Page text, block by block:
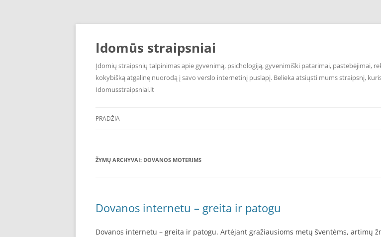
Pereiti
turinio
Idomūs straipsniai
Įdomių straipsnių talpinimas apie gyvenimą, psichologiją, gyvenimiški patarimai, pastebėjimai,
kokybišką atgalinę nuorodą į savo verslo internetinį puslapį. Belieka atsiųsti mums straipsnį,
Idomusstraipsniai.lt
PRADŽIA
ŽYMŲ ARCHYVAI: DOVANOS MOTERIMS
Dovanos internetu – greita ir patogu
Dovanos internetu – greita ir patogu. Artėjant gražiausioms metų šventėms, artimų